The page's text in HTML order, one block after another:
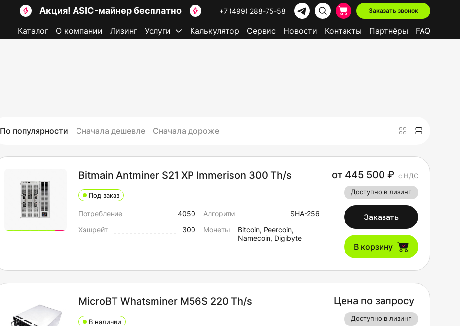
Акция! ASIC-майнер бесплатно +7 (499) 288-75-58 Заказать звонок
Каталог О компании Лизинг Услуги Калькулятор Сервис Новости Контакты Партнёры FAQ
По популярности Сначала дешевле Сначала дороже
Bitmain Antminer S21 XP Immerison 300 Th/s
Под заказ
Потребление 4050 Алгоритм
SHA-256
Хэшрейт
300 Монеты
Bitcoin, Peercoin,
Namecoin, Digibyte
от 445 500 ₽ с НДС
Доступно в лизинг
Заказать
В корзину
MicroBT Whatsminer M56S 220 Th/s
В наличии
Цена по запросу
Доступно в лизинг